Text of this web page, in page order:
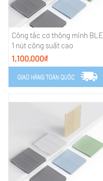
Công tắc cơ thông minh BLE
1 nút công suất cao
1,100,000₫